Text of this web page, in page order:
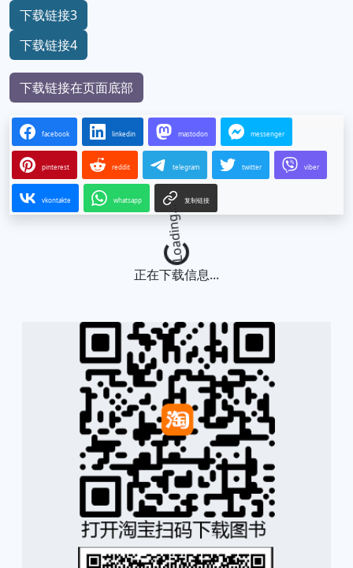
下载链接3
下载链接4
下载链接在页面底部
facebook linkedin mastodon messenger
pinterest reddit telegram twitter viber
vkontakte whatsapp 复制链接
Loading...
正在下载信息...